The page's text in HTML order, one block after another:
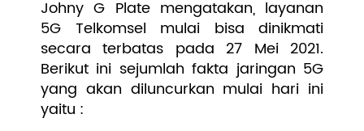
Johny G Plate mengatakan, layanan
5G Telkomsel mulai bisa dinikmati
secara terbatas pada 27 Mei 2021.
Berikut ini sejumlah fakta jaringan 5G
yang akan diluncurkan mulai hari ini
yaitu :